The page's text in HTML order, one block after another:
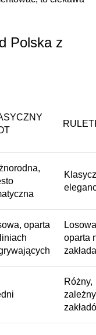
Polska z
oparta
oparta
Różny,